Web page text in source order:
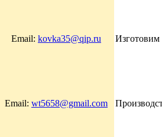
Email: kovka35@qip.ru Изготовим
Email: wt5658@gmail.com